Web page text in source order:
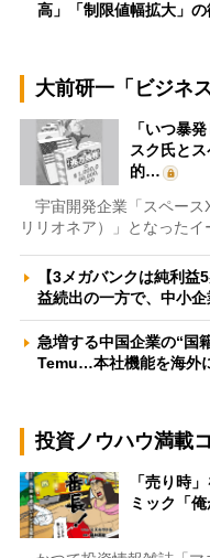
高」「制限値幅拡大」
大前研一「ビジネ
「いつ暴
スク氏と
的…
宇宙開発企業「スペース
リリオネア）」となった
【3メガバンクは純利
益続出の一方で、中小
急増する中国企業の“国
Temu…本社機能を海外
投資ノウハウ満載
「売り時
ミック「